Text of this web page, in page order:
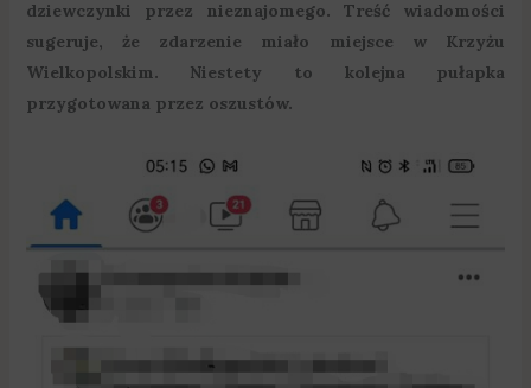
dziewczynki przez nieznajomego. Treść wiadomości
sugeruje, że zdarzenie miało miejsce w Krzyżu
Wielkopolskim. Niestety to kolejna pułapka
przygotowana przez oszustów.